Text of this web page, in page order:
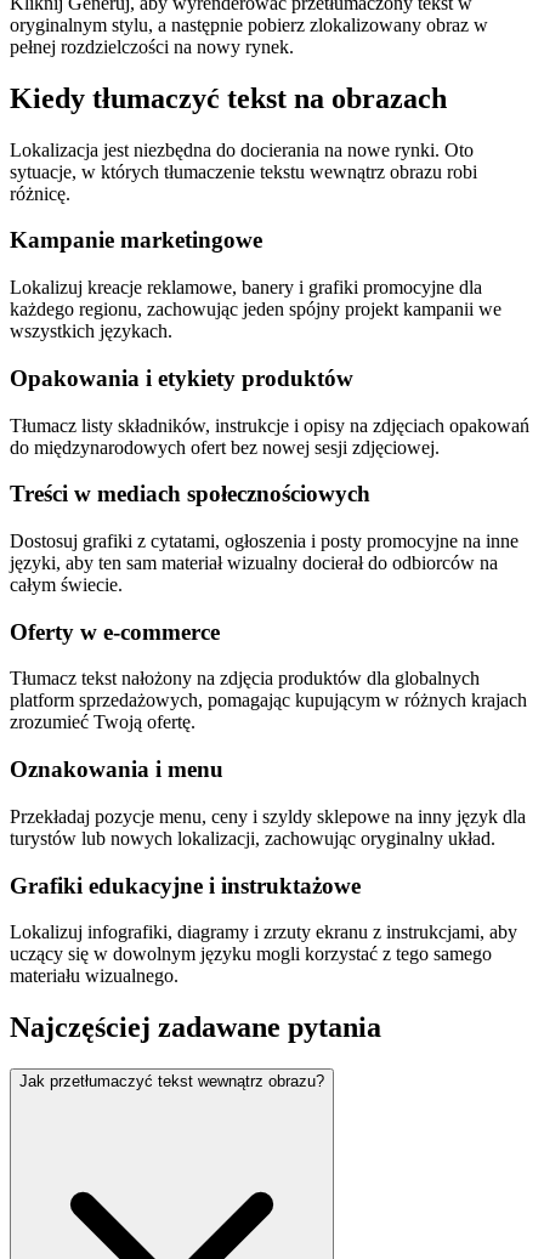
oryginalnym stylu, a następnie pobierz zlokalizowany obraz w
pełnej rozdzielczości na nowy rynek.
Kiedy tłumaczyć tekst na obrazach
Lokalizacja jest niezbędna do docierania na nowe rynki. Oto
sytuacje, w których tłumaczenie tekstu wewnątrz obrazu robi
różnicę.
Kampanie marketingowe
Lokalizuj kreacje reklamowe, banery i grafiki promocyjne dla
każdego regionu, zachowując jeden spójny projekt kampanii we
wszystkich językach.
Opakowania i etykiety produktów
Tłumacz listy składników, instrukcje i opisy na zdjęciach opakowań
do międzynarodowych ofert bez nowej sesji zdjęciowej.
Treści w mediach społecznościowych
Dostosuj grafiki z cytatami, ogłoszenia i posty promocyjne na inne
języki, aby ten sam materiał wizualny docierał do odbiorców na
całym świecie.
Oferty w e-commerce
Tłumacz tekst nałożony na zdjęcia produktów dla globalnych
platform sprzedażowych, pomagając kupującym w różnych krajach
zrozumieć Twoją ofertę.
Oznakowania i menu
Przekładaj pozycje menu, ceny i szyldy sklepowe na inny język dla
turystów lub nowych lokalizacji, zachowując oryginalny układ.
Grafiki edukacyjne i instruktażowe
Lokalizuj infografiki, diagramy i zrzuty ekranu z instrukcjami, aby
uczący się w dowolnym języku mogli korzystać z tego samego
materiału wizualnego.
Najczęściej zadawane pytania
Jak przetłumaczyć tekst wewnątrz obrazu?